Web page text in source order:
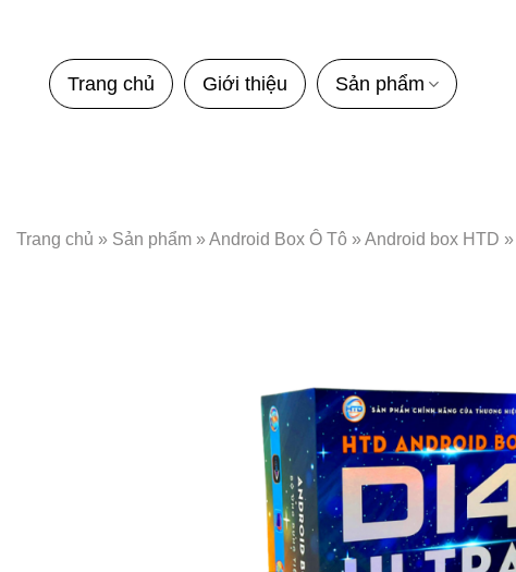
Trang chủ Giới thiệu Sản phẩm
Trang chủ » Sản phẩm »Android Box Ô Tô »Android box HTD »